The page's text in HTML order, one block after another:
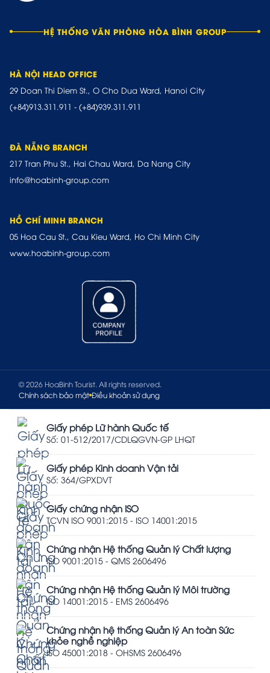
HỆ THỐNG VĂN PHÒNG HÒA BÌNH GROUP
HÀ NỘI HEAD OFFICE
29 Doan Thi Diem St., O Cho Dua Ward, Hanoi City
(+84)913.311.911 - (+84)939.311.911
ĐÀ NẴNG BRANCH
217 Tran Phu St., Hai Chau Ward, Da Nang City
info@hoabinh-group.com
HỒ CHÍ MINH BRANCH
05 Hoa Cau St., Cau Kieu Ward, Ho Chi Minh City
www.hoabinh-group.com
© 2026 HoaBinh Tourist. All rights reserved.
Chính sách bảo mật Điều khoản sử dụng
Giấy phép Lữ hành Quốc tế
Số: 01-512/2017/CDLQGVN-GP LHQT
Giấy phép Kinh doanh Vận tải
Số: 364/GPXDVT
Giấy chứng nhận ISO
TCVN ISO 9001:2015 - ISO 14001:2015
Chứng nhận Hệ thống Quản lý Chất lượng
ISO 9001:2015 - QMS 2606496
Chứng nhận Hệ thống Quản lý Môi trường
ISO 14001:2015 - EMS 2606496
Chứng nhận hệ thống Quản lý An toàn Sức
khỏe nghề nghiệp
ISO 45001:2018 - OHSMS 2606496